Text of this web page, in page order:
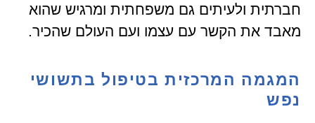
חברתית ולעיתים גם משפחתית ומרגיש שהוא
מאבד את הקשר עם עצמו ועם העולם שהכיר.
המגמה המרכזית בטיפול בתשושי
נפש